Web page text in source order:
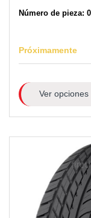
Número de pieza:
Próximamente
Ver opciones